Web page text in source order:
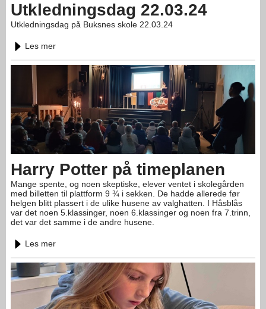
Utkledningsdag 22.03.24
Utkledningsdag på Buksnes skole 22.03.24
Les mer
Harry Potter på timeplanen
Mange spente, og noen skeptiske, elever ventet i skolegården
med billetten til plattform 9 ¾ i sekken. De hadde allerede før
helgen blitt plassert i de ulike husene av valghatten. I Håsblås
var det noen 5.klassinger, noen 6.klassinger og noen fra 7.trinn,
det var det samme i de andre husene.
Les mer